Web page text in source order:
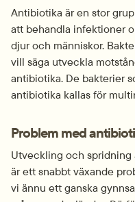
Antibiotika är en stor
att behandla infektioner
djur och människor.
vill säga utveckla
antibiotika. De bakterier
antibiotika kallas för
Problem med
Utveckling och
är ett snabbt växande
vi ännu ett ganska